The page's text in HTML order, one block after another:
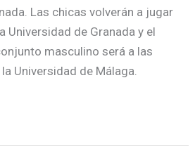
Las chicas volverán a jugar
Universidad de Granada y el
masculino será a las
Universidad de Málaga.